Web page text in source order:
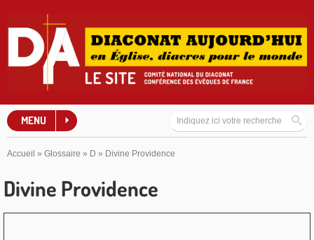
MENU
Accueil » Glossaire » D » Divine Providence
Divine Providence